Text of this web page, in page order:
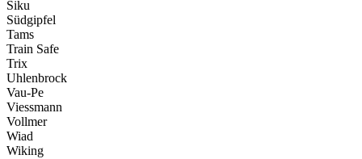
Siku
Südgipfel
Tams
Train Safe
Trix
Uhlenbrock
Vau-Pe
Viessmann
Vollmer
Wiad
Wiking